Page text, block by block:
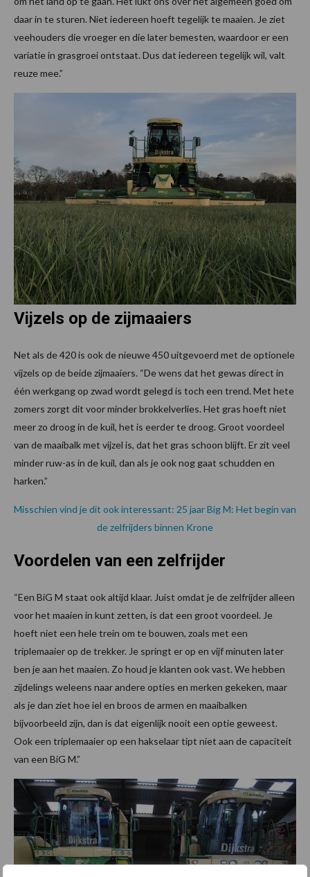
daar in te sturen. Niet iedereen hoeft tegelijk te maaien. Je ziet
veehouders die vroeger en die later bemesten, waardoor er een
variatie in grasgroei ontstaat. Dus dat iedereen tegelijk wil, valt
reuze mee.”
Vijzels op de zijmaaiers
Net als de 420 is ook de nieuwe 450 uitgevoerd met de optionele
vijzels op de beide zijmaaiers. “De wens dat het gewas direct in
één werkgang op zwad wordt gelegd is toch een trend. Met hete
zomers zorgt dit voor minder brokkelverlies. Het gras hoeft niet
meer zo droog in de kuil, het is eerder te droog. Groot voordeel
van de maaibalk met vijzel is, dat het gras schoon blijft. Er zit veel
minder ruw-as in de kuil, dan als je ook nog gaat schudden en
harken.”
Misschien vind je dit ook interessant: 25 jaar Big M: Het begin van
de zelfrijders binnen Krone
Voordelen van een zelfrijder
“Een BiG M staat ook altijd klaar. Juist omdat je de zelfrijder alleen
voor het maaien in kunt zetten, is dat een groot voordeel. Je
hoeft niet een hele trein om te bouwen, zoals met een
triplemaaier op de trekker. Je springt er op en vijf minuten later
ben je aan het maaien. Zo houd je klanten ook vast. We hebben
zijdelings weleens naar andere opties en merken gekeken, maar
als je dan ziet hoe iel en broos de armen en maaibalken
bijvoorbeeld zijn, dan is dat eigenlijk nooit een optie geweest.
Ook een triplemaaier op een hakselaar tipt niet aan de capaciteit
van een BiG M.”